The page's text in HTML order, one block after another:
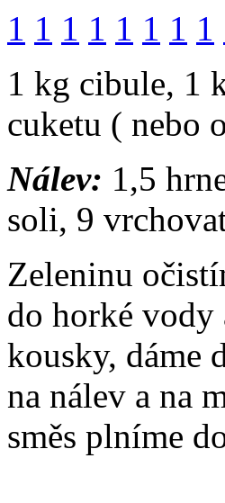
1 1 1 1 1 1 1 1
1 kg cibule, 1
cuketu ( nebo
Nálev: 1,5
soli, 9
Zeleninu
do horké vody
kousky, dáme
na nálev a na
směs plníme